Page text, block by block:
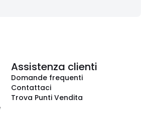
Assistenza clienti
Domande frequenti
Contattaci
Trova Punti Vendita